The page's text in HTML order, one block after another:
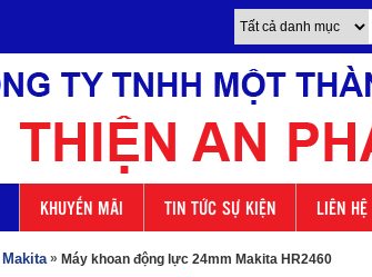
KHUYẾN MÃI TIN TỨC SỰ KIỆN LIÊN HỆ
Makita » Máy khoan động lực 24mm Makita HR2460